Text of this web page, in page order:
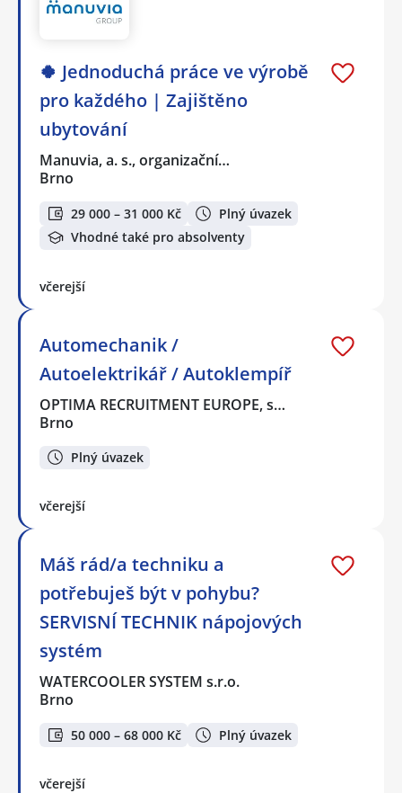
🍀 Jednoduchá práce ve výrobě
pro každého | Zajištěno
ubytování
Manuvia, a. s., organizační…
Brno
29 000 – 31 000 Kč
Plný úvazek
Vhodné také pro absolventy
včerejší
Automechanik /
Autoelektrikář / Autoklempíř
OPTIMA RECRUITMENT EUROPE, s…
Brno
Plný úvazek
včerejší
Máš rád/a techniku a
potřebuješ být v pohybu?
SERVISNÍ TECHNIK nápojových
systém
WATERCOOLER SYSTEM s.r.o.
Brno
50 000 – 68 000 Kč Plný úvazek
včerejší